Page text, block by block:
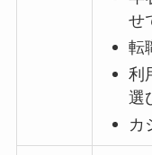
せ
転
利
選
カ